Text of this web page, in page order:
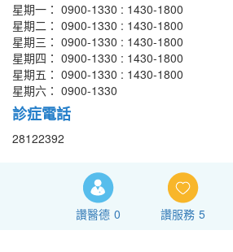
星期一： 0900-1330 : 1430-1800
星期二： 0900-1330 : 1430-1800
星期三： 0900-1330 : 1430-1800
星期四： 0900-1330 : 1430-1800
星期五： 0900-1330 : 1430-1800
星期六： 0900-1330
診症電話
28122392
讚醫德 0 讚服務 5